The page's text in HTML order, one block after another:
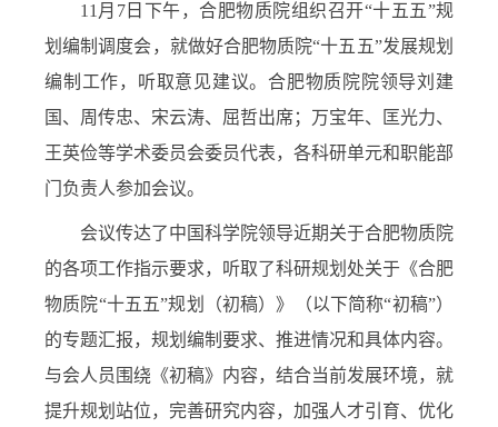
11 月 7日下午，合肥物质院组织召开“十五五”规
划编制调度会，就做好合肥物质院“十五五”发展规划
编制工作，听取意见建议。合肥物质院院领导刘建
国、周传忠、宋云涛、屈哲出席；万宝年、匡光力、
王英俭等学术委员会委员代表，各科研单元和职能部
门负责人参加会议。
会议传达了中国科学院领导近期关于合肥物质院
的各项工作指示要求，听取了科研规划处关于《合肥
物质院“十五五”规划（初稿）》（以下简称“初稿”）
的专题汇报，规划编制要求、推进情况和具体内容。
与会人员围绕《初稿》内容，结合当前发展环境，就
提升规划站位，完善研究内容，加强人才引育、优化